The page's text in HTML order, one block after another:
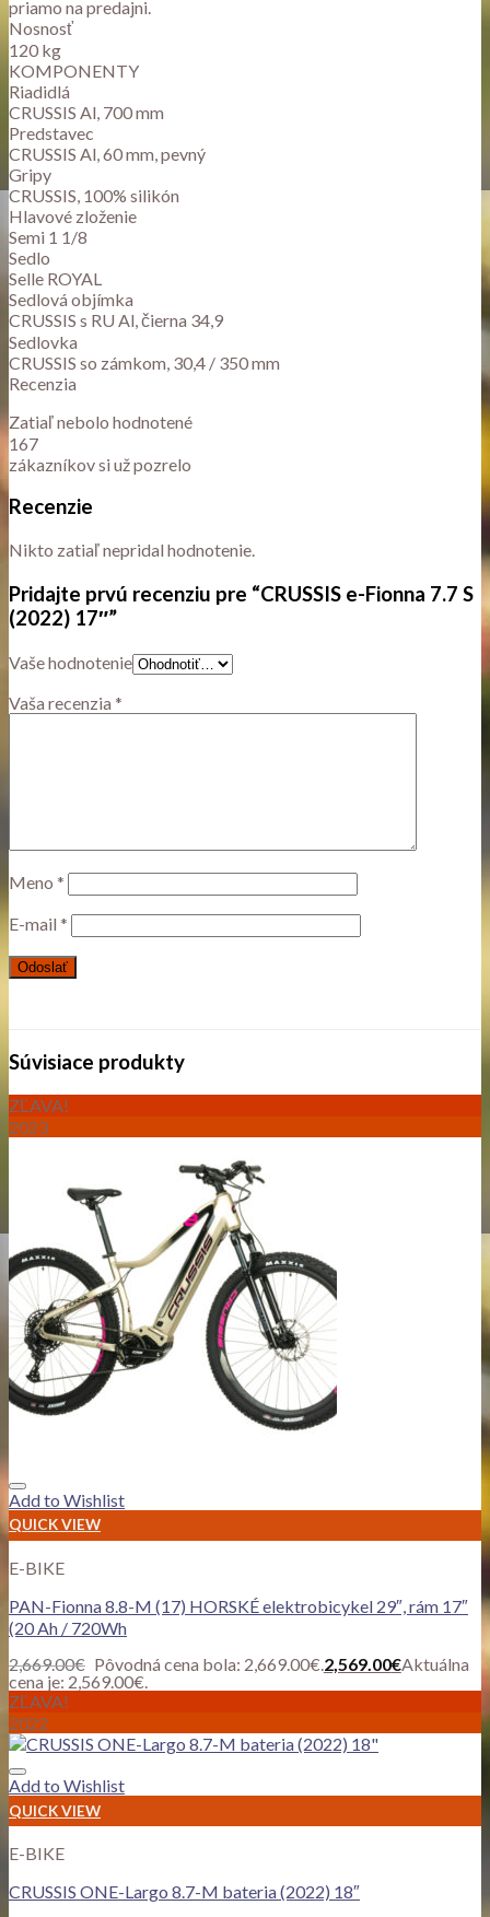
priamo na predajni.
Nosnosť
120 kg
KOMPONENTY
Riadidlá
CRUSSIS Al, 700 mm
Predstavec
CRUSSIS Al, 60 mm, pevný
Gripy
CRUSSIS, 100% silikón
Hlavové zloženie
Semi 1 1/8
Sedlo
Selle ROYAL
Sedlová objímka
CRUSSIS s RU Al, čierna 34,9
Sedlovka
CRUSSIS so zámkom, 30,4 / 350 mm
Recenzia
Zatiaľ nebolo hodnotené
167
zákazníkov si už pozrelo
Recenzie
Nikto zatiaľ nepridal hodnotenie.
Pridajte prvú recenziu pre “CRUSSIS e-Fionna 7.7 S
(2022) 17″”
Vaše hodnotenie
Vaša recenzia *
Meno *
E-mail *
Súvisiace produkty
ZĽAVA!
2023
Add to Wishlist
QUICK VIEW
E-BIKE
PAN-Fionna 8.8-M (17) HORSKÉ elektrobicykel 29″, rám 17″
(20 Ah / 720Wh
2,669.00€ Pôvodná cena bola: 2,669.00€.2,569.00€Aktuálna
cena je: 2,569.00€.
ZĽAVA!
2022
Add to Wishlist
QUICK VIEW
E-BIKE
CRUSSIS ONE-Largo 8.7-M bateria (2022) 18″